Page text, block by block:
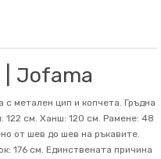
| Jofama
метален цип и копчета. Гръдна
122 см. Ханш: 120 см. Рамене: 48
от шев до шев на ръкавите.
176 см. Единствената причина